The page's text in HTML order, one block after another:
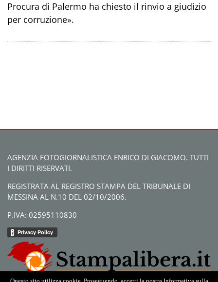
Procura di Palermo ha chiesto il rinvio a giudizio
per corruzione».
AGENZIA FOTOGIORNALISTICA ENRICO DI GIACOMO. TUTTI
I DIRITTI RISERVATI.
REGISTRATA AL REGISTRO STAMPA DEL TRIBUNALE DI
MESSINA AL N.10 DEL 02/10/2006.
P.IVA: 02595110830